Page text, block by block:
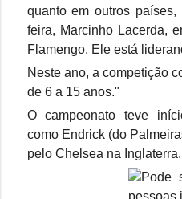
quanto em outros
feira, Marcinho Lacerda,
Flamengo. Ele está
Neste ano, a competição
de 6 a 15 anos."
O campeonato teve
como Endrick (do
pelo Chelsea na Inglaterra.